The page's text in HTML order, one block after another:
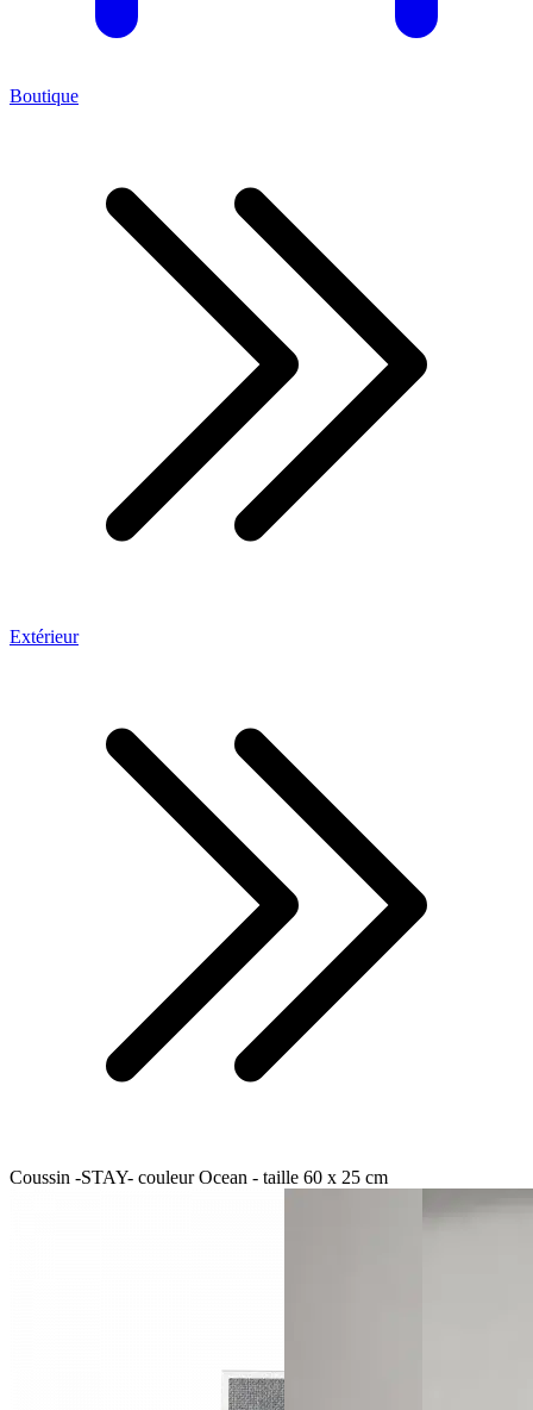
Boutique
Extérieur
Coussin -STAY- couleur Ocean - taille 60 x 25 cm